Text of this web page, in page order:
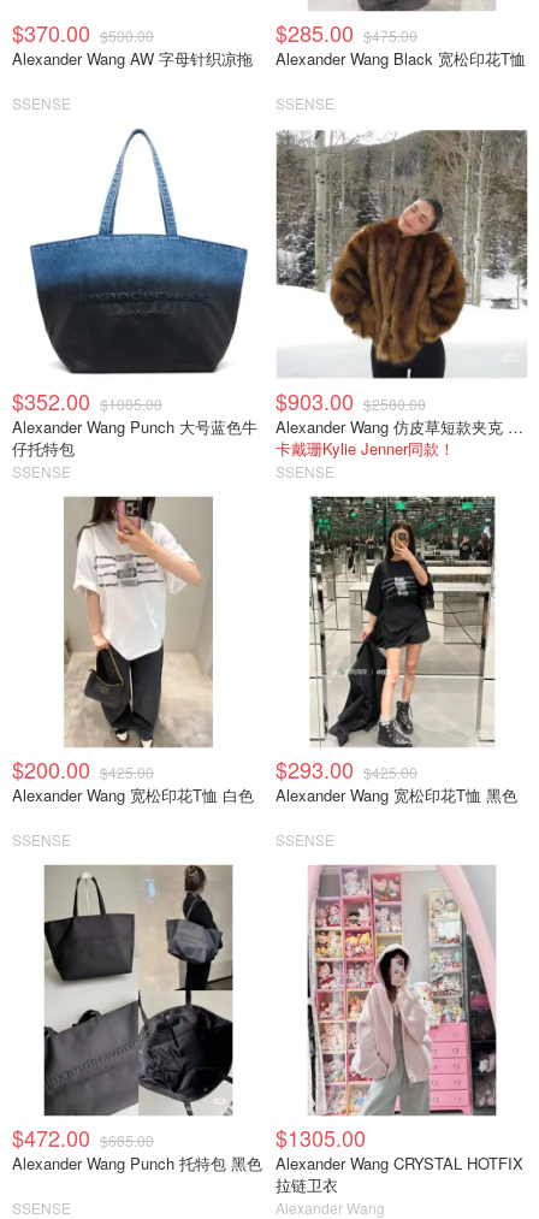
$370.00 $500.00
Alexander Wang AW 字母针织凉拖
SSENSE
$285.00 $475.00
Alexander Wang Black 宽松印花T恤
SSENSE
$352.00 $1005.00
Alexander Wang Punch 大号蓝色牛
仔托特包
SSENSE
$903.00 $2580.00
Alexander Wang 仿皮草短款夹克 棕色
卡戴珊Kylie Jenner同款！
SSENSE
$200.00 $425.00
Alexander Wang 宽松印花T恤 白色
SSENSE
$293.00 $425.00
Alexander Wang 宽松印花T恤 黑色
SSENSE
$472.00 $665.00
Alexander Wang Punch 托特包 黑色
SSENSE
$1305.00
Alexander Wang CRYSTAL HOTFIX
拉链卫衣
Alexander Wang